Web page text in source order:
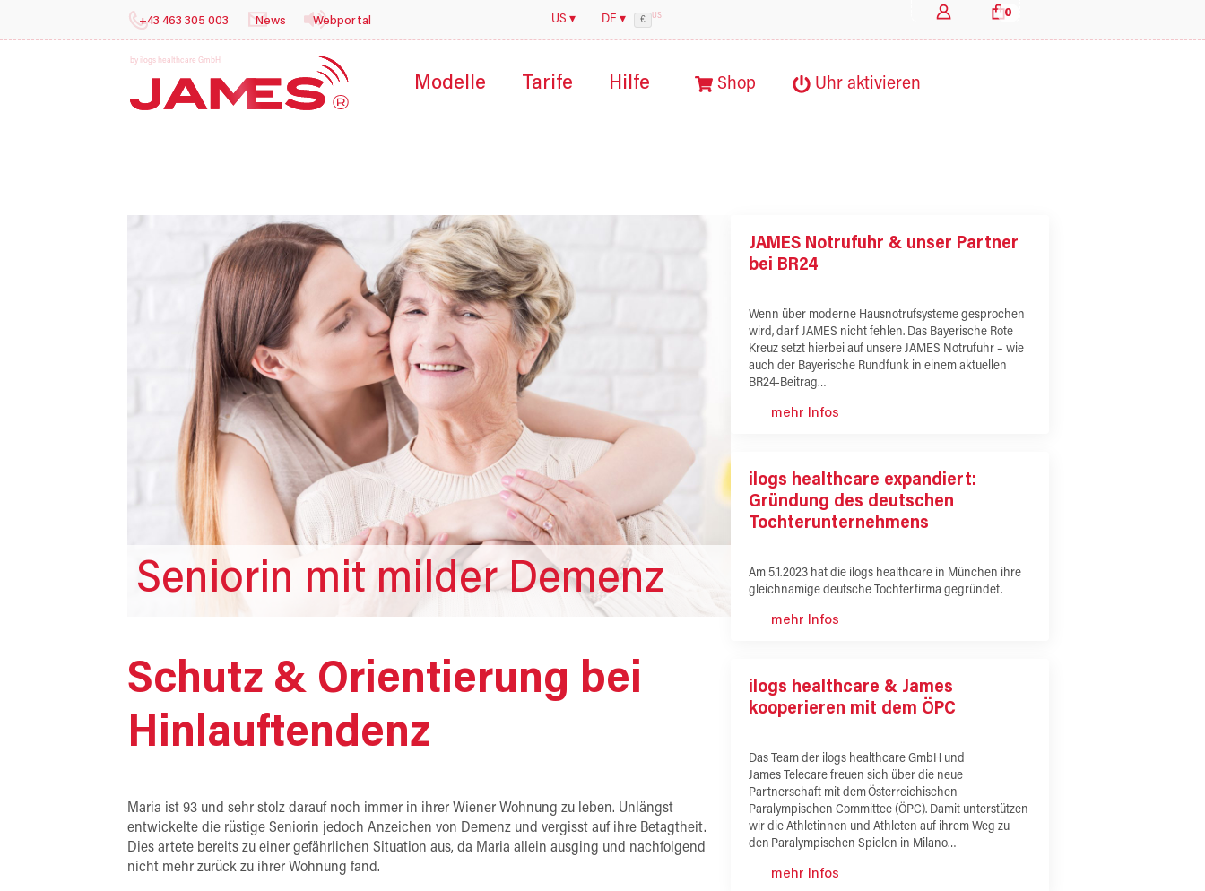
+43 463 305 003 News Webportal US ▾ DE ▾ € US 0
by i logs
Modelle Tarife Hilfe Shop Uhr aktivieren
Seniorin mit milder Demenz
Schutz & Orientierung bei
Hinlauftendenz
Maria ist 93 und sehr stolz darauf noch immer in ihrer Wiener Wohnung zu leben. Unlängst
entwickelte die rüstige Seniorin jedoch Anzeichen von Demenz und vergisst auf ihre Betagtheit.
Dies artete bereits zu einer gefährlichen Situation aus, da Maria allein ausging und nachfolgend
nicht mehr zurück zu ihrer Wohnung fand.
JAMES Notrufuhr & unser Partner
bei BR24
Wenn über moderne Hausnotrufsysteme gesprochen
wird, darf JAMES nicht fehlen. Das Bayerische Rote
Kreuz setzt hierbei auf unsere JAMES Notrufuhr – wie
auch der Bayerische Rundfunk in einem aktuellen
BR24-Beitrag…
mehr Infos
ilogs healthcare expandiert:
Gründung des deutschen
Tochterunternehmens
Am 5.1.2023 hat die ilogs healthcare in München ihre
gleichnamige deutsche Tochterfirma gegründet.
mehr Infos
ilogs healthcare & James
kooperieren mit dem ÖPC
Das Team der ilogs healthcare GmbH und
James Telecare freuen sich über die neue
Partnerschaft mit dem Österreichischen
Paralympischen Committee (ÖPC). Damit unterstützen
wir die Athletinnen und Athleten auf ihrem Weg zu
den Paralympischen Spielen in Milano…
mehr Infos